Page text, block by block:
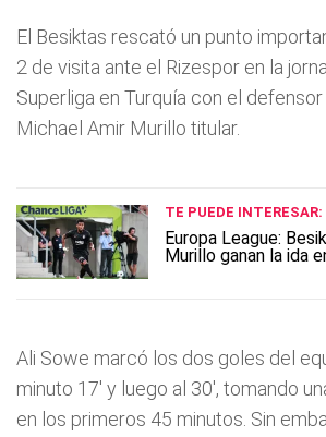
El Besiktas rescató un punto
2 de visita ante el Rizespor en la
Superliga en Turquía con el
Michael Amir Murillo titular.
TE PUEDE INTERESAR:
Europa League:
Murillo ganan la ida
Ali Sowe marcó los dos goles del
minuto 17' y luego al 30', tomando
en los primeros 45 minutos. Sin